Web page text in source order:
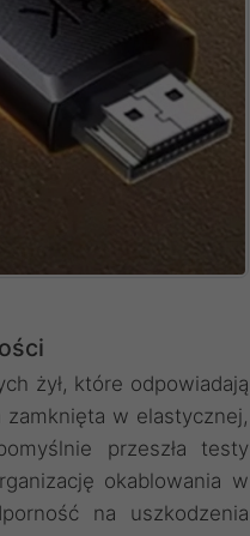
żył, które odpowiadają
zamknięta w elastycznej,
przeszła testy
okablowania w
na uszkodzenia